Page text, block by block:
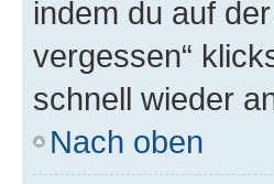
indem du auf
vergessen“
schnell wieder
Nach oben